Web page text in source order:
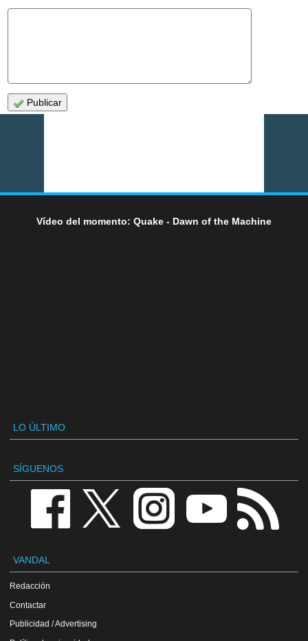
Publicar
Vídeo del momento: Quake - Dawn of the Machine
LO ÚLTIMO
SÍGUENOS
VANDAL
Redacción
Contactar
Publicidad / Advertising